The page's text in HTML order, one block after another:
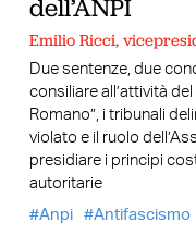
dell’ANPI
Emilio Ricci,
Due sentenze, due
consiliare all’attività
Romano”, i tribunali
violato e il ruolo
presidiare i principi
autoritarie
Anpi
Antifascismo